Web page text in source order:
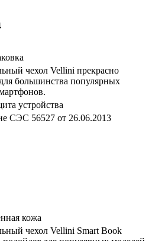
чехол Vellini прекрасно
большинства популярных
устройства
СЭС 56527 от 26.06.2013
кожа
чехол Vellini Smart Book